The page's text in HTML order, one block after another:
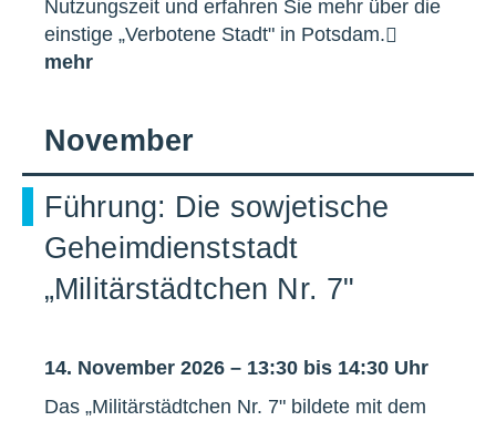
Nutzungszeit und erfahren Sie mehr über die
einstige „Verbotene Stadt" in Potsdam.
mehr
November
Führung: Die sowjetische
Geheimdienststadt
„Militärstädtchen Nr. 7"
14. November 2026 – 13:30 bis 14:30 Uhr
Das „Militärstädtchen Nr. 7" bildete mit dem